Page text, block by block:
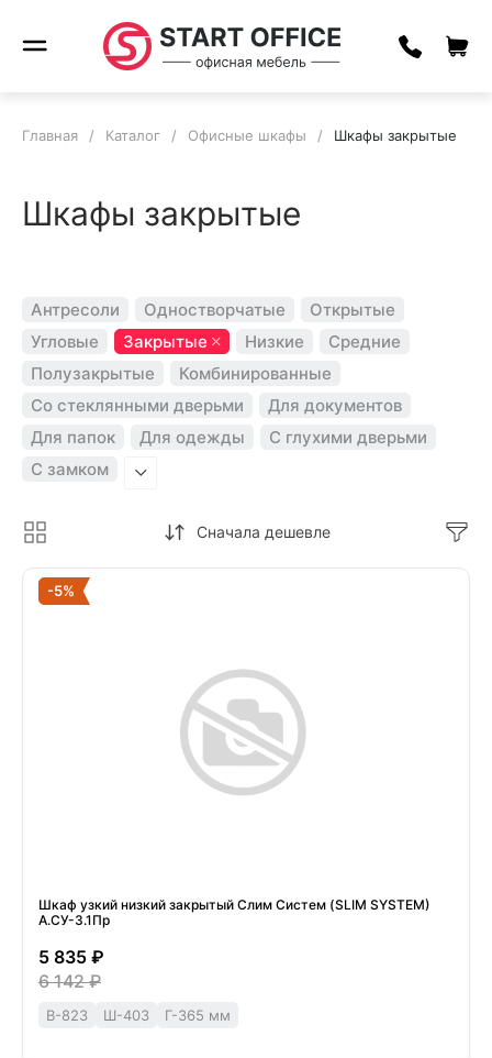
Главная / Каталог / Офисные шкафы / Шкафы закрытые
Шкафы закрытые
Антресоли Одностворчатые
Открытые
Угловые
Закрытые Низкие
Средние
Полузакрытые
Комбинированные
Со стеклянными дверьми
Для документов
Для папок
Для одежды
С глухими дверьми
С замком
Сначала дешевле
-5%
Шкаф узкий низкий закрытый Слим Систем (SLIM SYSTEM)
А.СУ-3.1Пр
5 835 ₽
6 142 ₽
В-823 Ш-403 Г-365 мм